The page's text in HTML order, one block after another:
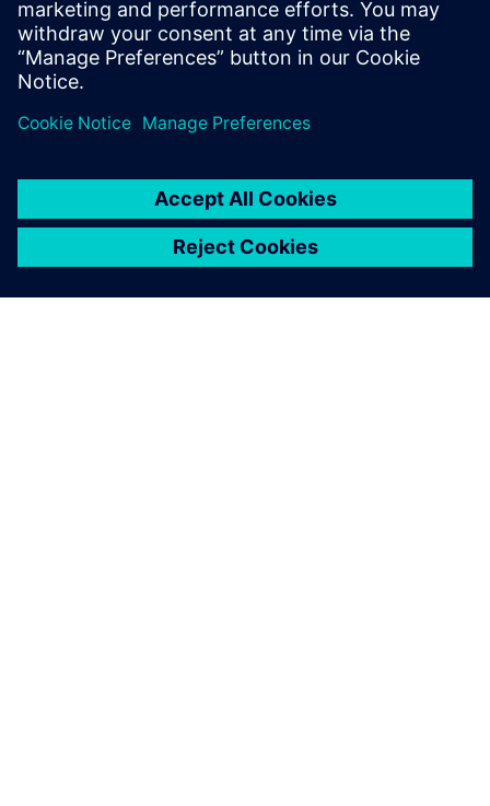
Elektromos rendszerek szolgáltatásai
Energiaelosztó rendszerek szolgáltatásai